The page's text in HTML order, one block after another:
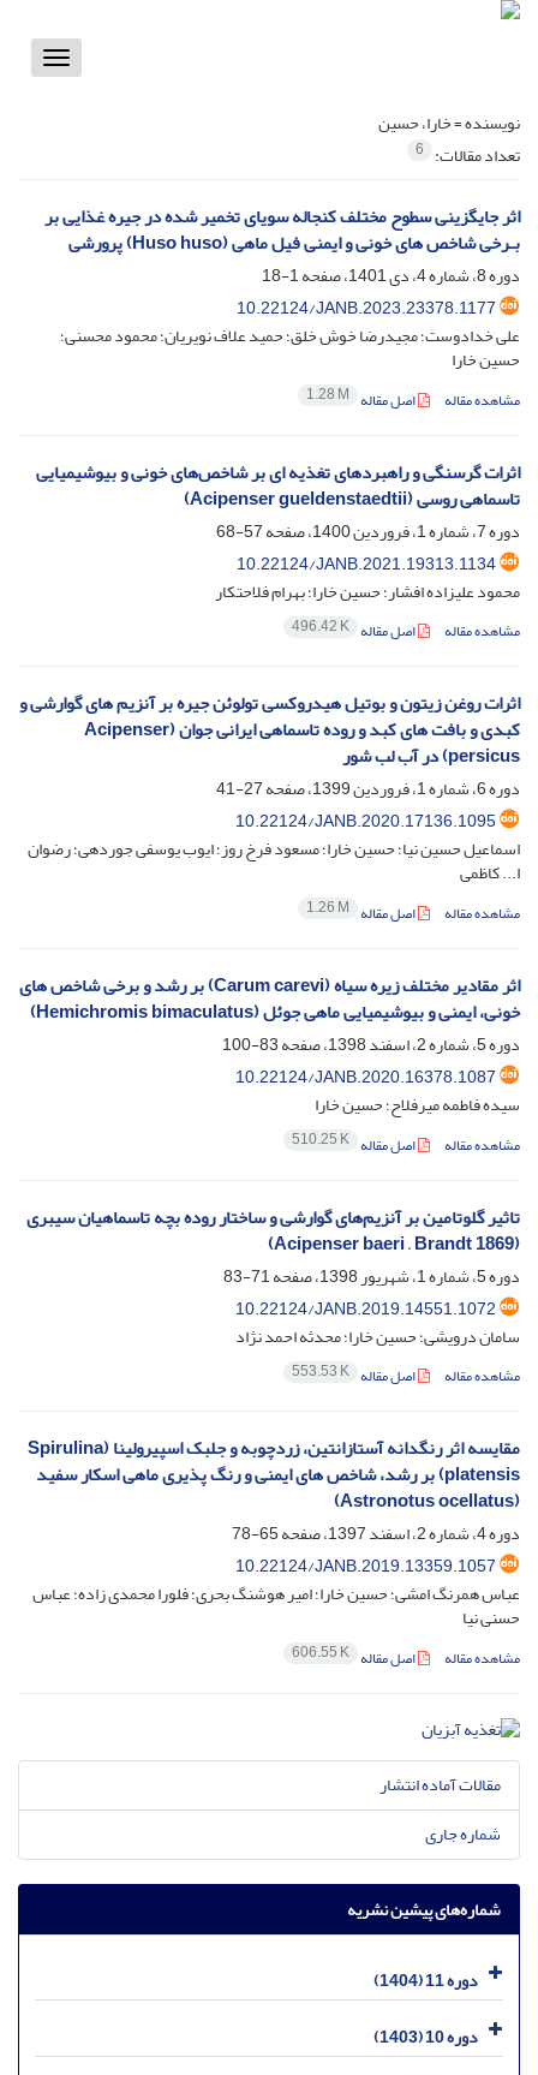
Toggle
نویسنده =خارا، حسین
تعداد مقالات: 6
اثر جایگزینی سطوح مختلف کنجاله سویای تخمیر شده در جیره غذایی بر
بـرخی شاخص های خونی و ایمنی فیل ماهی (Huso huso) پرورشی
دوره 8، شماره 4، دی 1401، صفحه
1-18
10.22124/JANB.2023.23378.1177
علی خدادوست؛ مجیدرضا خوش خلق؛ حمید علاف نویریان؛ محمود محسنی؛
حسین خارا
مشاهده مقاله اصل مقاله 1.28 M
اثرات گرسنگی و راهبرد‌های تغذیه ای بر شاخص‌های خونی و بیوشیمیایی
تاسماهی روسی (Acipenser gueldenstaedtii)
دوره 7، شماره 1، فروردین 1400، صفحه
57-68
10.22124/JANB.2021.19313.1134
محمود علیزاده افشار؛ حسین خارا؛ بهرام فلاحتکار
مشاهده مقاله اصل مقاله 496.42 K
اثرات روغن زیتون و بوتیل هیدروکسی تولوئن جیره بر آنزیم های گوارشی و
کبدی و بافت های کبد و روده تاسماهی ایرانی جوان (Acipenser
persicus) در آب لب شور
دوره 6، شماره 1، فروردین 1399، صفحه
27-41
10.22124/JANB.2020.17136.1095
اسماعیل حسین نیا؛ حسین خارا؛ مسعود فرخ روز؛ ایوب یوسفی جوردهی؛ رضوان
ا... کاظمی
مشاهده مقاله اصل مقاله 1.26 M
اثر مقادیر مختلف زیره سیاه (Carum carevi) بر رشد و برخی شاخص های
خونی، ایمنی و بیوشیمیایی ماهی جوئل (Hemichromis bimaculatus)
دوره 5، شماره 2، اسفند 1398، صفحه
83-100
10.22124/JANB.2020.16378.1087
سیده فاطمه میرفلاح؛ حسین خارا
مشاهده مقاله اصل مقاله 510.25 K
تاثیر گلوتامین بر آنزیم‌های گوارشی و ساختار روده بچه تاسماهیان سیبری
(Acipenser baeri , Brandt 1869)
دوره 5، شماره 1، شهریور 1398، صفحه
71-83
10.22124/JANB.2019.14551.1072
سامان درویشی؛ حسین خارا؛ محدثه احمد نژاد
مشاهده مقاله اصل مقاله 553.53 K
مقایسه اثر رنگدانه آستازانتین، زردچوبه و جلبک اسپیرولینا (Spirulina
platensis) بر رشد، شاخص های ایمنی و رنگ پذیری ماهی اسکار سفید
(Astronotus ocellatus)
دوره 4، شماره 2، اسفند 1397، صفحه
65-78
10.22124/JANB.2019.13359.1057
عباس همرنگ امشی؛ حسین خارا؛ امیر هوشنگ بحری؛ فلورا محمدی زاده؛ عباس
حسنی نیا
مشاهده مقاله اصل مقاله 606.55 K
مقالات آماده انتشار
شماره جاری
شماره‌های پیشین نشریه
دوره 11 (1404)
دوره 10 (1403)